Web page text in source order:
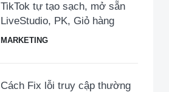
TikTok tự tạo sạch, mở sẵn
LiveStudio, PK, Giỏ hàng
MARKETING
Cách Fix lỗi truy cập thường